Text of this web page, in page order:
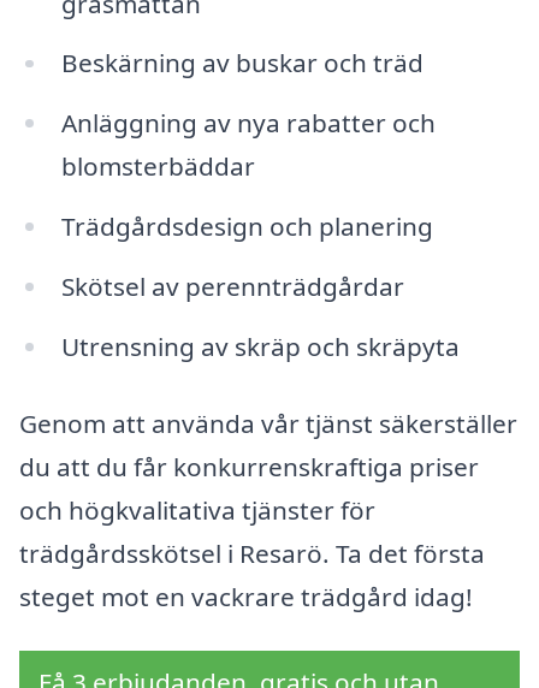
Beskärning av buskar och träd
Anläggning av nya rabatter och
blomsterbäddar
Trädgårdsdesign och planering
Skötsel av perennträdgårdar
Utrensning av skräp och skräpyta
Genom att använda vår tjänst säkerställer
du att du får konkurrenskraftiga priser
och högkvalitativa tjänster för
trädgårdsskötsel i Resarö. Ta det första
steget mot en vackrare trädgård idag!